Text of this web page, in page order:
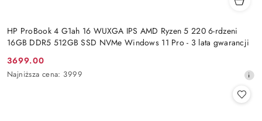
HP ProBook 4 G1ah 16 WUXGA IPS AMD Ryzen 5 220 6-rdzeni
16GB DDR5 512GB SSD NVMe Windows 11 Pro - 3 lata gwarancji
Cena
promocyjna:
3699.00
Najniższa
Najniższa cena: 3999